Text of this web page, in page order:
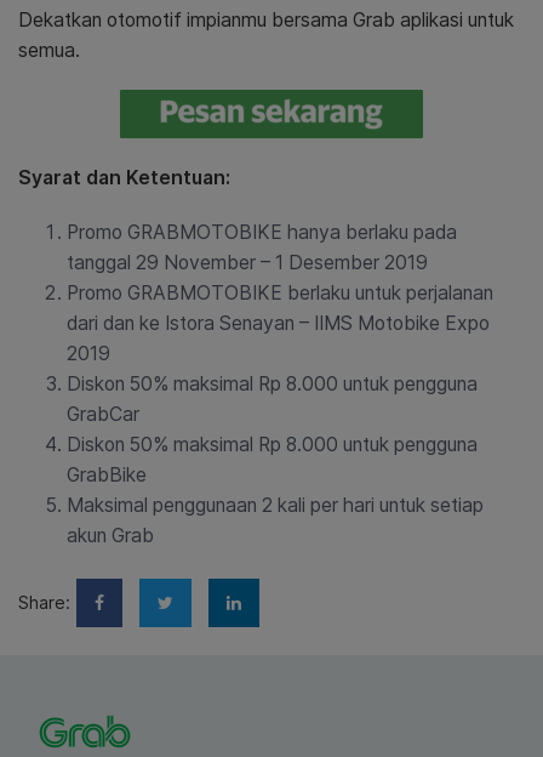
Dekatkan otomotif impianmu bersama Grab aplikasi untuk
semua.
Syarat dan Ketentuan:
Promo GRABMOTOBIKE hanya berlaku pada
tanggal 29 November – 1 Desember 2019
Promo GRABMOTOBIKE berlaku untuk perjalanan
dari dan ke Istora Senayan – IIMS Motobike Expo
2019
Diskon 50% maksimal Rp 8.000 untuk pengguna
GrabCar
Diskon 50% maksimal Rp 8.000 untuk pengguna
GrabBike
Maksimal penggunaan 2 kali per hari untuk setiap
akun Grab
Share: